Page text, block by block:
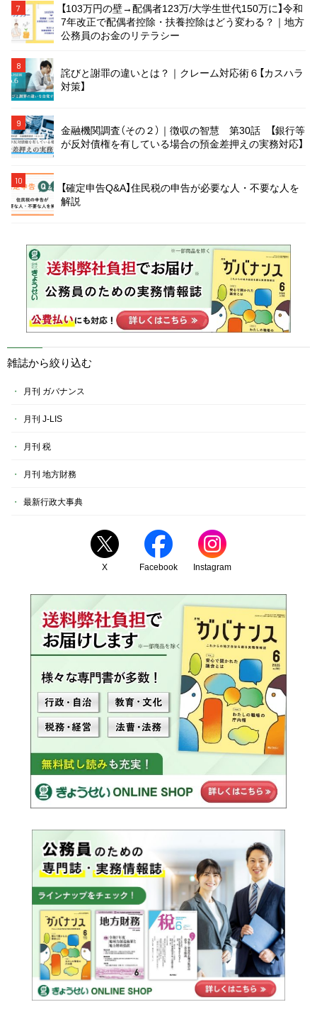
7
【103万円の壁→配偶者123万/大学生世代150万に】令和
7年改正で配偶者控除・扶養控除はどう変わる？｜地方
公務員のお金のリテラシー
8
詫びと謝罪の違いとは？｜クレーム対応術６【カスハラ
対策】
9
金融機関調査（その２）｜徴収の智慧 第30話 【銀行等
が反対債権を有している場合の預金差押えの実務対応】
10
【確定申告Q&A】住民税の申告が必要な人・不要な人を
解説
雑誌から絞り込む
月刊 ガバナンス
月刊 J-LIS
月刊 税
月刊 地方財務
最新行政大事典
X Facebook Instagram